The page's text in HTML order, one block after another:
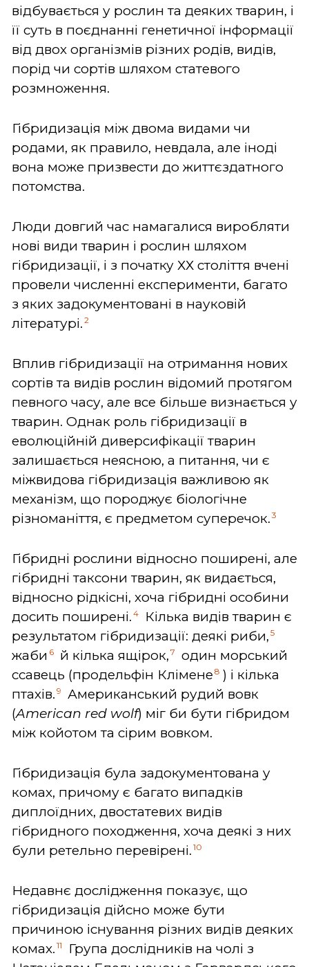
відбувається у рослин та деяких тварин, і
її суть в поєднанні генетичної інформації
від двох організмів різних родів, видів,
порід чи сортів шляхом статевого
розмноження.
Гібридизація між двома видами чи
родами, як правило, невдала, але іноді
вона може призвести до життєздатного
потомства.
Люди довгий час намагалися виробляти
нові види тварин і рослин шляхом
гібридизації, і з початку ХХ століття вчені
провели численні експерименти, багато
з яких задокументовані в науковій
літературі. 2
Вплив гібридизації на отримання нових
сортів та видів рослин відомий протягом
певного часу, але все більше визнається у
тварин. Однак роль гібридизації в
еволюційній диверсифікації тварин
залишається неясною, а питання, чи є
міжвидова гібридизація важливою як
механізм, що породжує біологічне
різноманіття, є предметом суперечок. 3
Гібридні рослини відносно поширені, але
гібридні таксони тварин, як видається,
відносно рідкісні, хоча гібридні особини
досить поширені. 4
Кілька видів тварин є
результатом гібридизації: деякі риби, 5
жаби 6 й кілька ящірок, 7
один морський
ссавець (продельфін Клімене 8 ) і кілька
птахів. 9
Американський рудий вовк
(American red wolf) міг би бути гібридом
між койотом та сірим вовком.
Гібридизація була задокументована у
комах, причому є багато випадків
диплоїдних, двостатевих видів
гібридного походження, хоча деякі з них
були ретельно перевірені. 10
Недавнє дослідження показує, що
гібридизація дійсно може бути
причиною існування різних видів деяких
комах. 11
Група дослідників на чолі з